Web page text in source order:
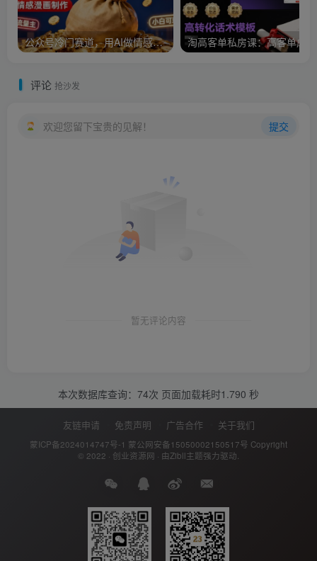
公众号冷门赛道，用AI做情感漫画，7天开通流量主，操作简单，小白可玩
评论 抢沙发
欢迎您留下宝贵的见解！ 提交
暂无评论内容
本次数据库查询：74次 页面加载耗时1.790 秒
友链申请 免责声明 广告合作 关于我们
蒙ICP备2024014747号-1 蒙公网安备15050002150517号 Copyright
© 2022 · 创业资源网 · 由Zibll主题强力驱动.